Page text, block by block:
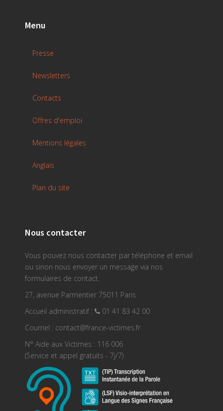
Menu
Presse
Newsletters
Contacts
Offres d'emploi
Mentions légales
Anglais
Plan du site
Nous contacter
Vous pouvez nous contacter par téléphone et email
ou sinon nous envoyer un message via nos
formulaires de contact.
27, avenue Parmentier 75011 Paris
Accueil administratif :
01 41 83 42 00
Courriel : contact@france-victimes.fr
N° Aide aux Victimes : 116 006
(Service et appel gratuits - 7j/7)